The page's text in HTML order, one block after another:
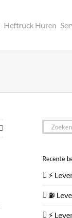
Heftruck Huren
Zoeken
naar:
Recente
⚡
⛽
⚡